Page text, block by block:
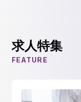
求人特集
FEATURE